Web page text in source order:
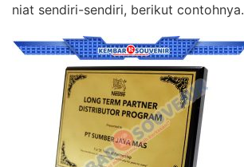
niat sendiri-sendiri, berikut contohnya.